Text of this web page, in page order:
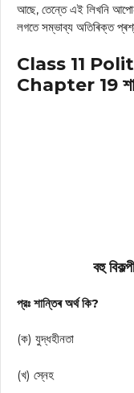
আছে, তেন্তে এই লিখনি
লগতে সম্ভাব্য অতিৰিক্ত
Class 11
Chapter 19
বহু
প্রঃ শান্তিৰ অৰ্থ কি?
(ক) যুদ্ধহীনতা
(খ) স্নেহ